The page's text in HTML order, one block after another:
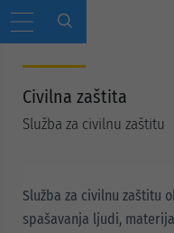
Civilna zaštita
Služba za civilnu zaštitu
Služba za civilnu zaštitu
spašavanja ljudi,